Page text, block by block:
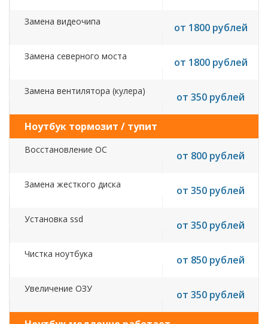
Замена видеочипа от 1800 рублей
Замена северного моста от 1800 рублей
Замена вентилятора (кулера) от 350 рублей
Ноутбук тормозит / тупит
Восстановление ОС от 800 рублей
Замена жесткого диска от 350 рублей
Установка ssd от 350 рублей
Чистка ноутбука от 850 рублей
Увеличение ОЗУ от 350 рублей